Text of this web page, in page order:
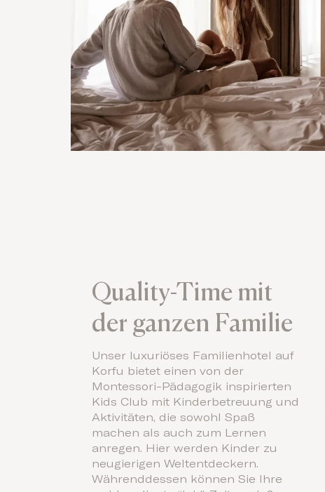
Quality-Time mit
der ganzen Familie
Unser luxuriöses Familienhotel auf
Korfu bietet einen von der
Montessori-Pädagogik inspirierten
Kids Club mit Kinderbetreuung und
Aktivitäten, die sowohl Spaß
machen als auch zum Lernen
anregen. Hier werden Kinder zu
neugierigen Weltentdeckern.
Währenddessen können Sie Ihre